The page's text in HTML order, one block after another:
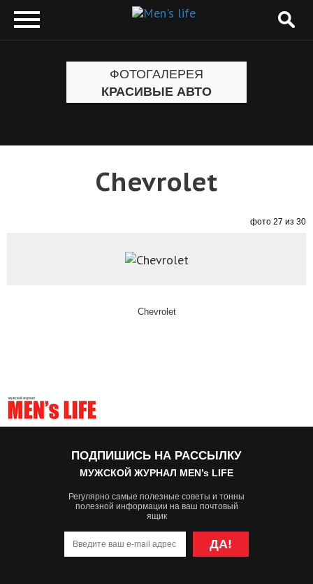
ФОТОГАЛЕРЕЯ
КРАСИВЫЕ АВТО
Chevrolet
фото 27 из 30
Chevrolet
ПОДПИШИСЬ НА РАССЫЛКУ
МУЖСКОЙ ЖУРНАЛ MEN’s LIFE
Регулярно самые полезные советы и тонны
полезной информации на ваш почтовый
ящик
ДА!